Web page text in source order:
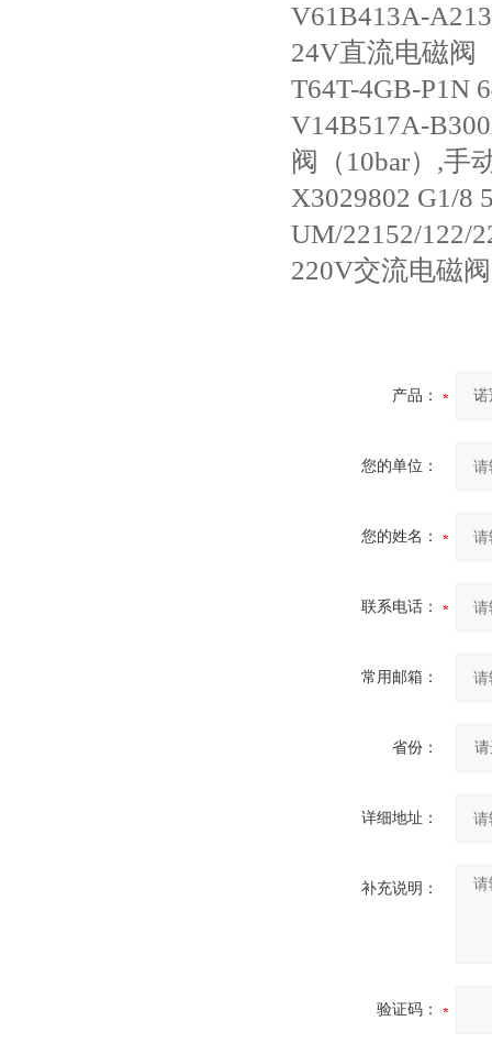
V61B413A-
24V直流电磁阀
T64T-4GB-P1N
V14B517A-
阀（10bar）,手
X3029802 G1/8
UM/22152/122/
220V交流电磁
产品：
您的单位：
您的姓名：
联系电话：
常用邮箱：
省份：
详细地址：
补充说明：
验证码：